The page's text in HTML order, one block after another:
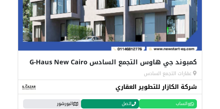
كمبوند جي هاوس التجمع السادس G-Haus New Cairo
عقارات التجمع السادس
شركة الكازار للتطوير العقاري
واتساب اتصل البورشور